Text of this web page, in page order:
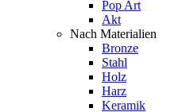
Pop Art
Akt
Nach Materialien
Bronze
Stahl
Holz
Harz
Keramik